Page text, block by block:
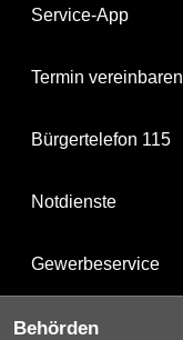
Service-App
Termin vereinbaren
Bürgertelefon 115
Notdienste
Gewerbeservice
Behörden